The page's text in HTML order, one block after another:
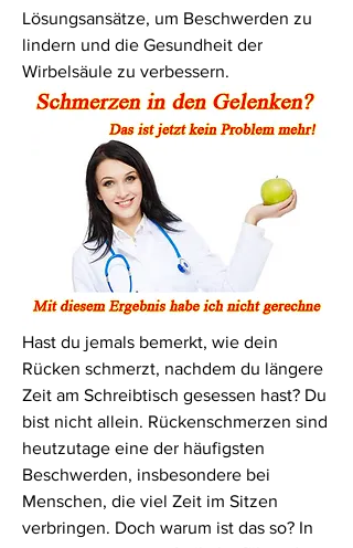
Lösungsansätze, um Beschwerden zu
lindern und die Gesundheit der
Wirbelsäule zu verbessern.
Hast du jemals bemerkt, wie dein
Rücken schmerzt, nachdem du längere
Zeit am Schreibtisch gesessen hast? Du
bist nicht allein. Rückenschmerzen sind
heutzutage eine der häufigsten
Beschwerden, insbesondere bei
Menschen, die viel Zeit im Sitzen
verbringen. Doch warum ist das so? In